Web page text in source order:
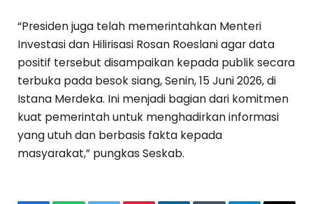
“Presiden juga telah memerintahkan Menteri
Investasi dan Hilirisasi Rosan Roeslani agar data
positif tersebut disampaikan kepada publik secara
terbuka pada besok siang, Senin, 15 Juni 2026, di
Istana Merdeka. Ini menjadi bagian dari komitmen
kuat pemerintah untuk menghadirkan informasi
yang utuh dan berbasis fakta kepada
masyarakat,” pungkas Seskab.